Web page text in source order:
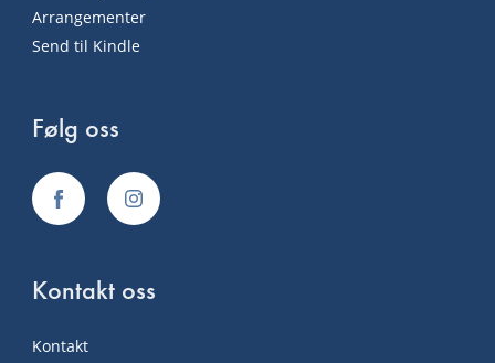
Arrangementer
Send til Kindle
Følg oss
Kontakt oss
Kontakt